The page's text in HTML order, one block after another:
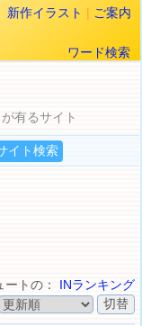
新作イラスト | ご案内
ワード検索
有るサイト
ートの： INランキング